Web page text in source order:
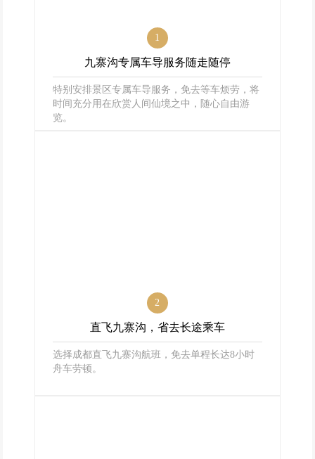
1
九寨沟专属车导服务随走随停
特别安排景区专属车导服务，免去等车烦劳，将
时间充分用在欣赏人间仙境之中，随心自由游
览。
2
直飞九寨沟，省去长途乘车
选择成都直飞九寨沟航班，免去单程长达8小时
舟车劳顿。